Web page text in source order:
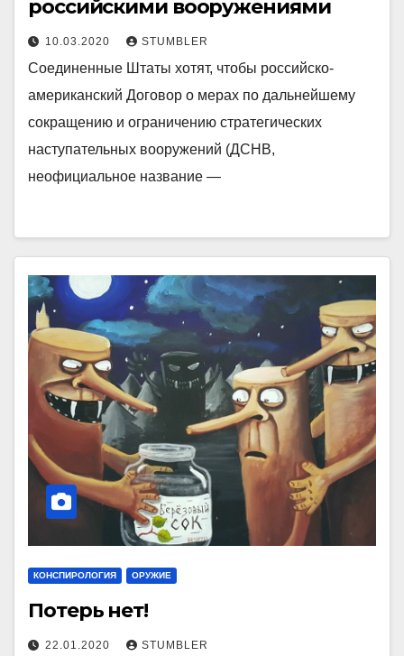
российскими вооружениями
10.03.2020 STUMBLER
Соединенные Штаты хотят, чтобы российско-
американский Договор о мерах по дальнейшему
сокращению и ограничению стратегических
наступательных вооружений (ДСНВ,
неофициальное название —
КОНСПИРОЛОГИЯ ОРУЖИЕ
Потерь нет!
22.01.2020 STUMBLER